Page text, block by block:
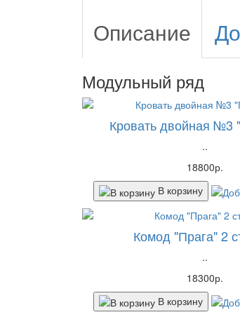
Описание
Модульный ряд
Кровать двойная №3
..
18800р.
В корзину
Комод "Прага" 2
..
18300р.
В корзину